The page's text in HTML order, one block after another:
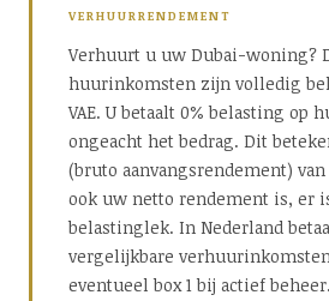
VERHUURRENDEMENT
Verhuurt u uw Dubai-woning?
huurinkomsten zijn volledig
VAE. U betaalt 0% belasting op
ongeacht het bedrag. Dit
(bruto aanvangsrendement)
ook uw netto rendement is, er
belastinglek. In Nederland
vergelijkbare
eventueel box 1 bij actief beheer.